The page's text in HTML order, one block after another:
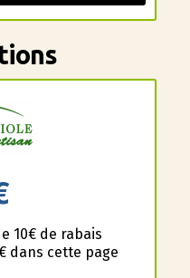
10€ de rabais
dans cette page